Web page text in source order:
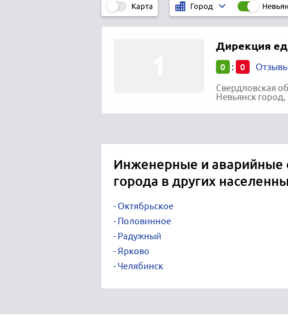
Карта Город
Дирекция
0 : 0
Свердловская
Невьянск
Инженерные и
города в других
Октябрьское
Половинное
Радужный
Ярково
Челябинск